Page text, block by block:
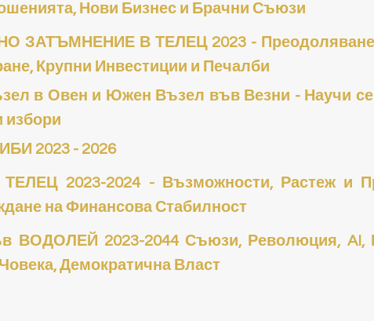
Нови Бизнес и Брачни Съюзи
ЗАТЪМНЕНИЕ В ТЕЛЕЦ 2023 - Преодоляване
Крупни Инвестиции и Печалби
в Овен и Южен Възел във Везни - Научи
избори
2023 - 2026
2023-2024 - Възможности, Растеж и
на Финансова Стабилност
ВОДОЛЕЙ 2023-2044 Съюзи, Революция, AI,
Демократична Власт